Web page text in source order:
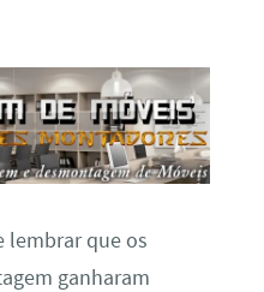
lembrar que os
ganharam